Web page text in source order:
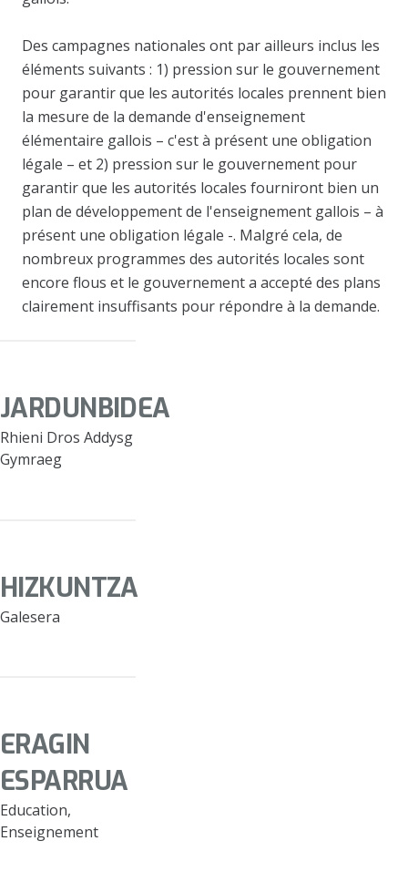
Des campagnes nationales ont par ailleurs inclus les
éléments suivants : 1) pression sur le gouvernement
pour garantir que les autorités locales prennent bien
la mesure de la demande d'enseignement
élémentaire gallois – c'est à présent une obligation
légale – et 2) pression sur le gouvernement pour
garantir que les autorités locales fourniront bien un
plan de développement de l'enseignement gallois – à
présent une obligation légale -. Malgré cela, de
nombreux programmes des autorités locales sont
encore flous et le gouvernement a accepté des plans
clairement insuffisants pour répondre à la demande.
JARDUNBIDEA
Rhieni Dros Addysg
Gymraeg
HIZKUNTZA
Galesera
ERAGIN
ESPARRUA
Education,
Enseignement